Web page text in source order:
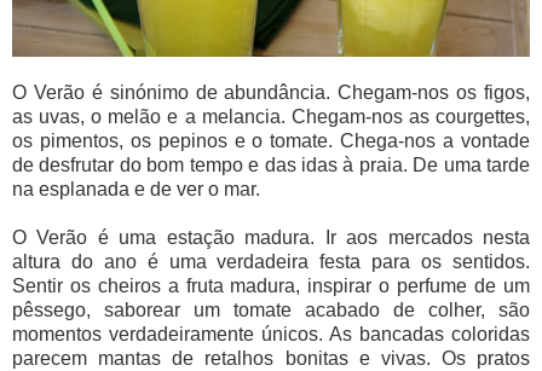
O Verão é sinónimo de abundância. Chegam-nos os figos,
as uvas, o melão e a melancia. Chegam-nos as courgettes,
os pimentos, os pepinos e o tomate. Chega-nos a vontade
de desfrutar do bom tempo e das idas à praia. De uma tarde
na esplanada e de ver o mar.
O Verão é uma estação madura. Ir aos mercados nesta
altura do ano é uma verdadeira festa para os sentidos.
Sentir os cheiros a fruta madura, inspirar o perfume de um
pêssego, saborear um tomate acabado de colher, são
momentos verdadeiramente únicos. As bancadas coloridas
parecem mantas de retalhos bonitas e vivas. Os pratos